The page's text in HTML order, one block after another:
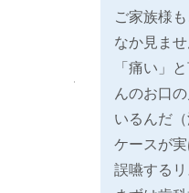
ご家族様
なか見ませ
「痛い」
んのお口
いるんだ
ケースが実
誤嚥するリ